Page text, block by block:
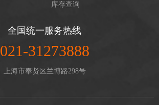
库存查询
全国统一服务热线
021-31273888
上海市奉贤区兰博路298号